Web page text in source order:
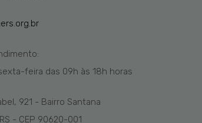
feira das 09h às 18h horas
921 - Bairro Santana
- CEP 90620-001